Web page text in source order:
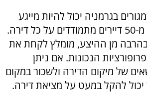
בגרמניה יכול להיות מייגע
ומייאש. לעתים יותר מ-50 דיירים מתמודדים על כל דירה.
בהרבה מן ההיצע, מומלץ לקחת את
הנכונות. אם ניתן
של מיקום הדירה ולשכור במקום
להקל במעט על מציאת דירה.